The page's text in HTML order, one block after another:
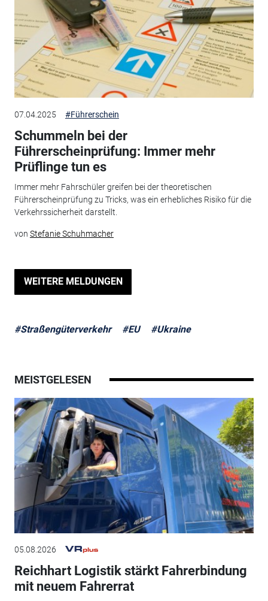
07.04.2025 #Führerschein
Schummeln bei der
Führerscheinprüfung: Immer mehr
Prüflinge tun es
Immer mehr Fahrschüler greifen bei der theoretischen
Führerscheinprüfung zu Tricks, was ein erhebliches Risiko für die
Verkehrssicherheit darstellt.
von Stefanie Schuhmacher
WEITERE MELDUNGEN
#Straßengüterverkehr #EU #Ukraine
MEISTGELESEN
05.08.2026
Reichhart Logistik stärkt Fahrerbindung
mit neuem Fahrerrat